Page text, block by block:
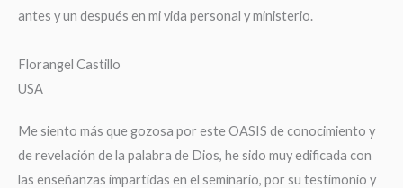
antes y un después en mi vida personal y ministerio.
Florangel Castillo
USA
Me siento más que gozosa por este OASIS de conocimiento y
de revelación de la palabra de Dios, he sido muy edificada con
las enseñanzas impartidas en el seminario, por su testimonio y